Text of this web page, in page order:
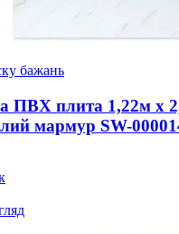
бажань
ПВХ плита 1,22м х
мармур SW-